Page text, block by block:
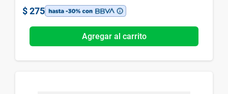
$ 275
Agregar al carrito